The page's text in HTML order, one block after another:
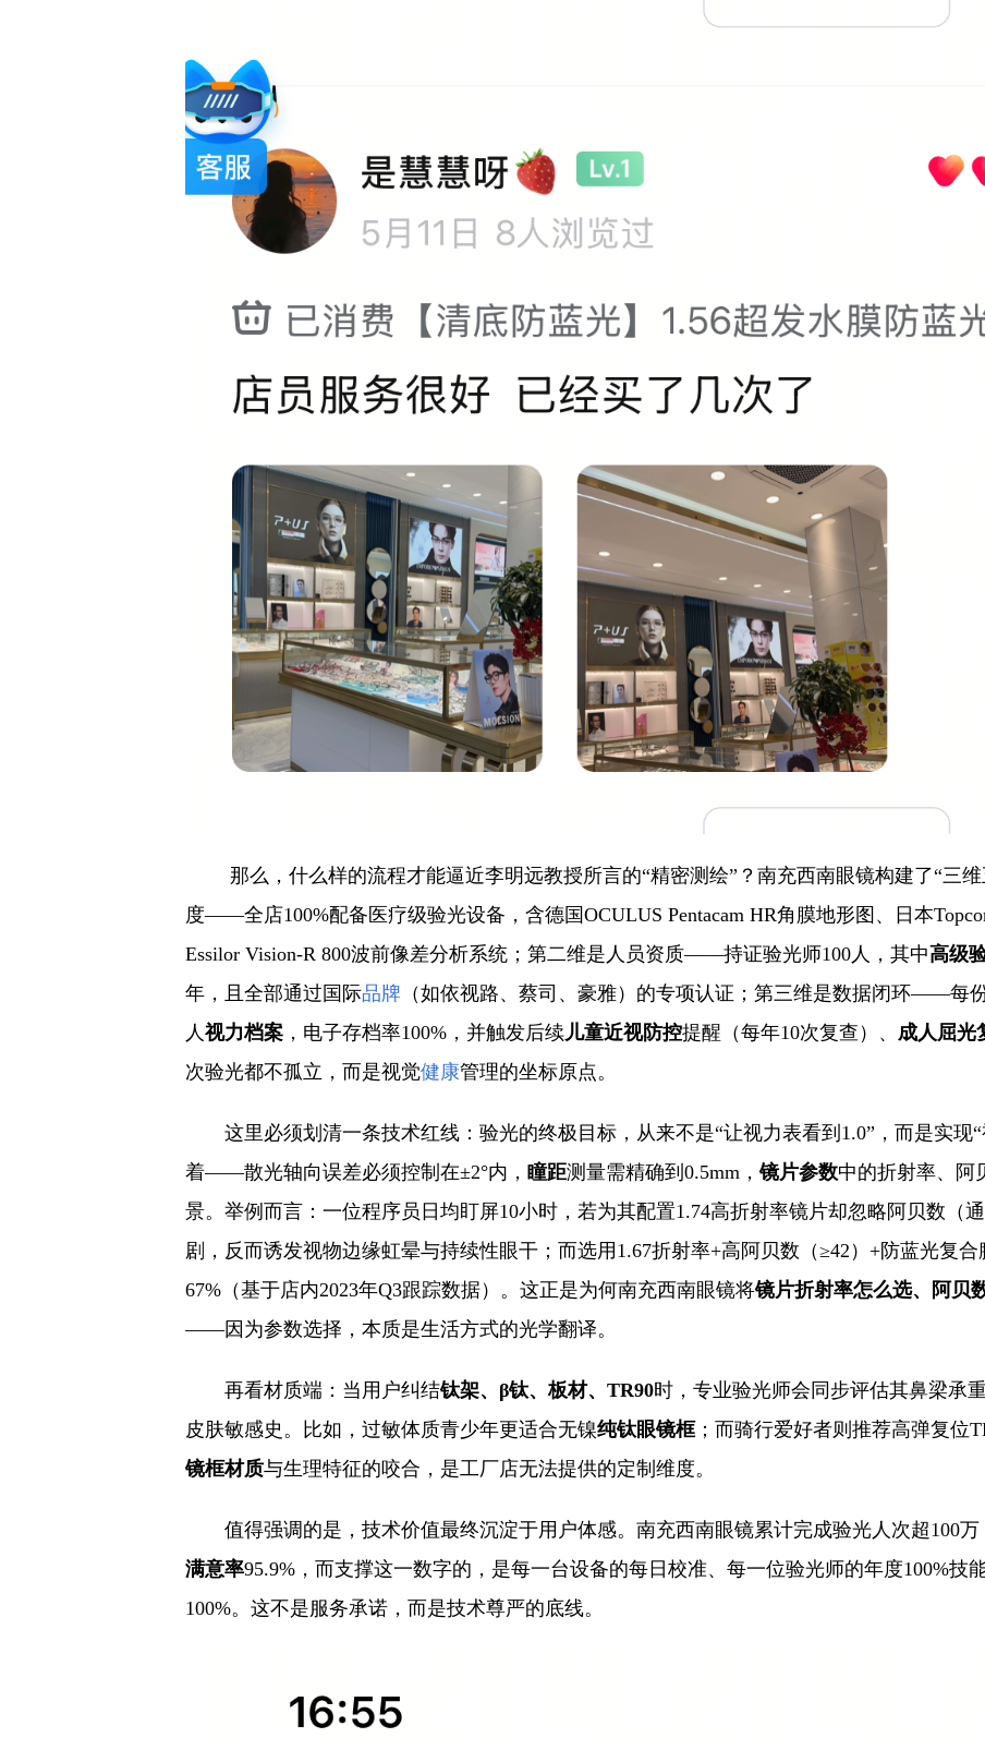
那么，什么样的流程才能逼近李明远教授所言的“精密测绘”？南充西南眼镜构建了“三
度——全店100%配备医疗级验光设备，含德国OCULUS Pentacam HR角膜地形图、日本
Essilor Vision-R 800波前像差分析系统；第二维是人员资质——持证验光师100人，其中高级
年，且全部通过国际品牌 （如依视路、蔡司、豪雅）的专项认证；第三维是数据闭环——每
人视力档案，电子存档率100%，并触发后续儿童近视防控提醒（每年10次复查）、 成人屈光
次验光都不孤立，而是视觉健康管理的坐标原点。
这里必须划清一条技术红线：验光的终极目标，从来不是“让视力表看到1.0”，而是实现
着——散光轴向误差必须控制在±2°内， 瞳距测量需精确到0.5mm，镜片参数中的折射率、阿
景。举例而言：一位程序员日均盯屏10小时，若为其配置1.74高折射率镜片却忽略阿贝数（
剧，反而诱发视物边缘虹晕与持续性眼干；而选用1.67折射率+高阿贝数（≥42）+防蓝光复
67%（基于店内2023年Q3跟踪数据）。这正是为何南充西南眼镜将镜片折射率怎么选、阿贝
——因为参数选择，本质是生活方式的光学翻译。
再看材质端：当用户纠结钛架、β钛、板材、TR90时，专业验光师会同步评估其鼻梁承
皮肤敏感史。比如，过敏体质青少年更适合无镍纯钛眼镜框；而骑行爱好者则推荐高弹复
镜框材质与生理特征的咬合，是工厂店无法提供的定制维度。
值得强调的是，技术价值最终沉淀于用户体感。南充西南眼镜累计完成验光人次超100万
满意率95.9%，而支撑这一数字的，是每一台设备的每日校准、每一位验光师的年度100%技
100%。这不是服务承诺，而是技术尊严的底线。